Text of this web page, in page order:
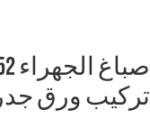
تركيب ورق